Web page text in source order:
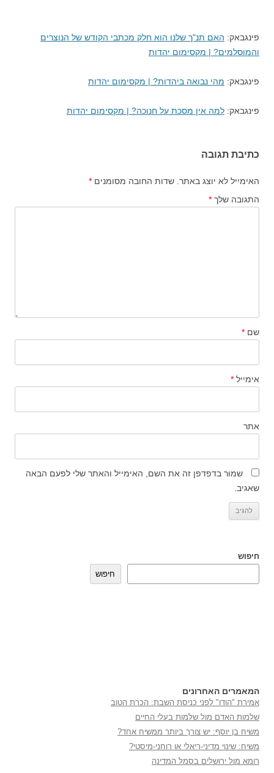
פינגבאק: האם תנ"ך שלנו הוא חלק מכתבי הקודש של הנוצרים
והמוסלמים? | מקסימום יהדות
פינגבאק: מהי נבואה ביהדות? | מקסימום יהדות
פינגבאק: למה אין מסכת על חנוכה? | מקסימום יהדות
כתיבת תגובה
האימייל לא יוצג באתר. שדות החובה מסומנים *
התגובה שלך *
שם *
אימייל *
אתר
שמור בדפדפן זה את השם, האימייל והאתר שלי לפעם הבאה
שאגיב.
חיפוש
חיפוש
המאמרים האחרונים
אמירת "הודו" לפני כניסת השבת: הכרת הטוב
שלמות האדם מול שלמות בעלי החיים
משיח בן יוסף: יש צורך ביותר ממשיח אחד?
משיח: שינוי מדיני-ריאלי או רוחני-מיסטי?
רומא מול ירושלים בסמל המדינה